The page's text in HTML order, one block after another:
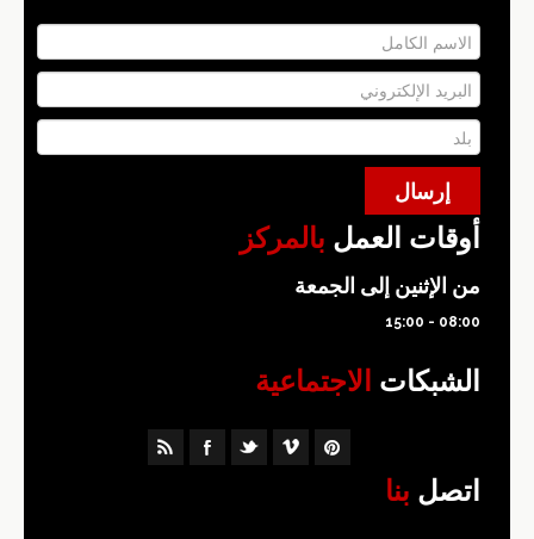
أوقات العمل بالمركز
من الإثنين إلى الجمعة
08:00 - 15:00
الشبكات الاجتماعية
اتصل بنا